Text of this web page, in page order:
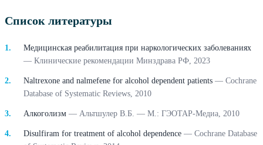
Список литературы
Медицинская реабилитация при наркологических заболеваниях
— Клинические рекомендации Минздрава РФ 2023
Naltrexone and nalmefene for alcohol dependent patients — Cochrane
Database of Systematic Reviews 2010
Алкоголизм — Альтшулер В.Б. — М.: ГЭОТАР-Медиа 2010
Disulfiram for treatment of alcohol dependence — Cochrane Database